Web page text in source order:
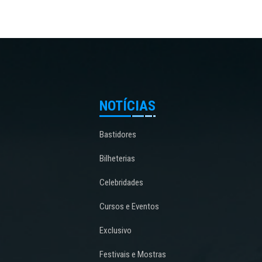
NOTÍCIAS
Bastidores
Bilheterias
Celebridades
Cursos e Eventos
Exclusivo
Festivais e Mostras